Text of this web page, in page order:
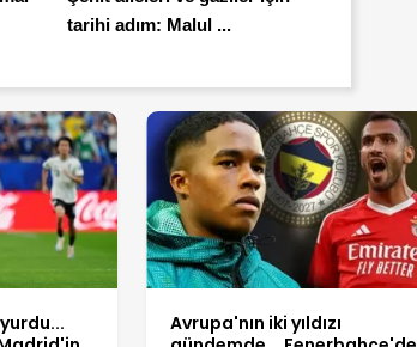
tarihi adım: Malul ...
Avrupa'nın iki yıldızı